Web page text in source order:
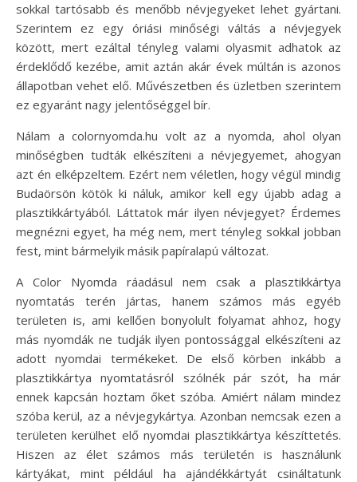
sokkal tartósabb és menőbb névjegyeket lehet gyártani.
Szerintem ez egy óriási minőségi váltás a névjegyek
között, mert ezáltal tényleg valami olyasmit adhatok az
érdeklődő kezébe, amit aztán akár évek múltán is azonos
állapotban vehet elő. Művészetben és üzletben szerintem
ez egyaránt nagy jelentőséggel bír.
Nálam a colornyomda.hu volt az a nyomda, ahol olyan
minőségben tudták elkészíteni a névjegyemet, ahogyan
azt én elképzeltem. Ezért nem véletlen, hogy végül mindig
Budaörsön kötök ki náluk, amikor kell egy újabb adag a
plasztikkártyából. Láttatok már ilyen névjegyet? Érdemes
megnézni egyet, ha még nem, mert tényleg sokkal jobban
fest, mint bármelyik másik papíralapú változat.
A Color Nyomda ráadásul nem csak a plasztikkártya
nyomtatás terén jártas, hanem számos más egyéb
területen is, ami kellően bonyolult folyamat ahhoz, hogy
más nyomdák ne tudják ilyen pontossággal elkészíteni az
adott nyomdai termékeket. De első körben inkább a
plasztikkártya nyomtatásról szólnék pár szót, ha már
ennek kapcsán hoztam őket szóba. Amiért nálam mindez
szóba kerül, az a névjegykártya. Azonban nemcsak ezen a
területen kerülhet elő nyomdai plasztikkártya készíttetés.
Hiszen az élet számos más területén is használunk
kártyákat, mint például ha ajándékkártyát csináltatunk